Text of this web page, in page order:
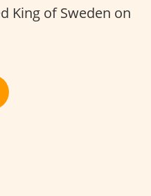
King of Sweden on